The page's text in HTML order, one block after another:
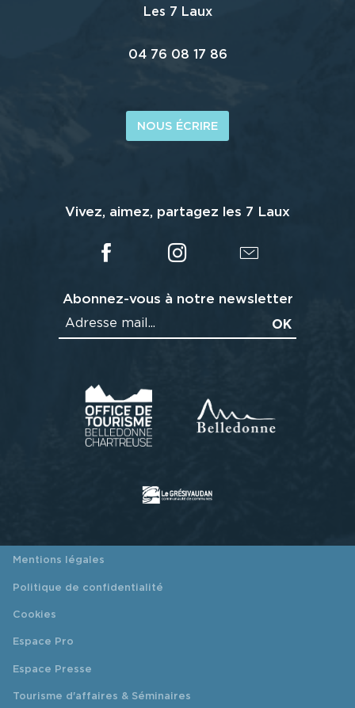
Les 7 Laux
04 76 08 17 86
NOUS ÉCRIRE
Vivez, aimez, partagez les 7 Laux
Abonnez-vous à notre newsletter
Mentions légales
Politique de confidentialité
Cookies
Espace Pro
Espace Presse
Tourisme d'affaires & Séminaires